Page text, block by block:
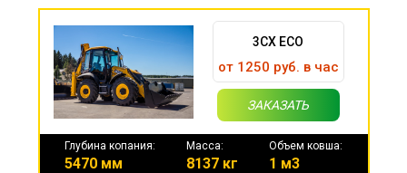
3CX ECO
от 1250 руб. в час
ЗАКАЗАТЬ
Глубина копания:
5470 мм
Масса:
8137 кг
Объем ковша:
1 м3